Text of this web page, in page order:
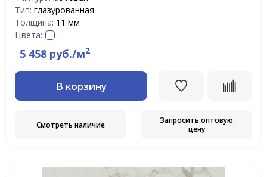
Тип: глазурованная
Толщина: 11 мм
Цвета:
5 458 руб./м2
В корзину
Смотреть наличие
Запросить оптовую
цену